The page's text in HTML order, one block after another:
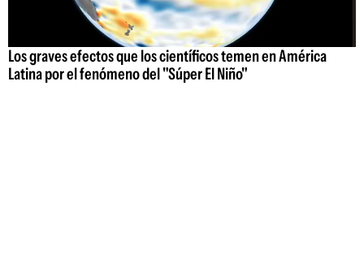
Los graves efectos que los científicos temen en América
Latina por el fenómeno del "Súper El Niño"